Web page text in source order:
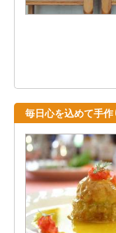
毎日心を込めて手